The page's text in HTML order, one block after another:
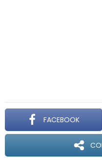
FACEBOOK